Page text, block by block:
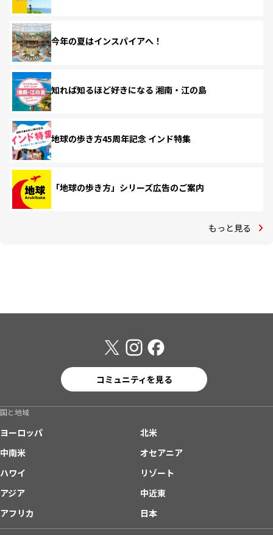
今年の夏はインスパイアへ！
知れば知るほど好きになる 湘南・江の島
地球の歩き方45周年記念 インド特集
「地球の歩き方」シリーズ広告のご案内
もっと見る
コミュニティを見る
国と地域
ヨーロッパ
北米
中南米
オセアニア
ハワイ
リゾート
アジア
中近東
アフリカ
日本